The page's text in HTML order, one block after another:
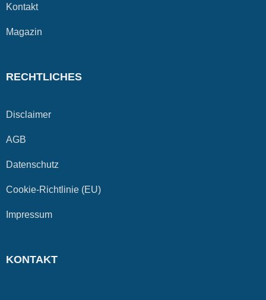
Kontakt
Magazin
RECHTLICHES
Disclaimer
AGB
Datenschutz
Cookie-Richtlinie (EU)
Impressum
KONTAKT